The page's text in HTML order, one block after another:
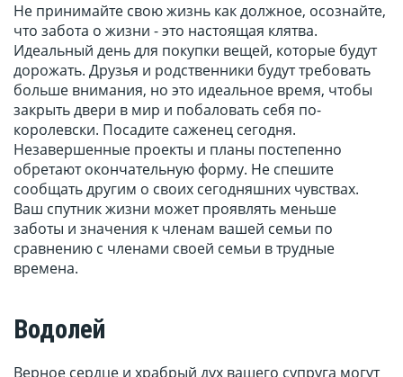
Не принимайте свою жизнь как должное, осознайте,
что забота о жизни - это настоящая клятва.
Идеальный день для покупки вещей, которые будут
дорожать. Друзья и родственники будут требовать
больше внимания, но это идеальное время, чтобы
закрыть двери в мир и побаловать себя по-
королевски. Посадите саженец сегодня.
Незавершенные проекты и планы постепенно
обретают окончательную форму. Не спешите
сообщать другим о своих сегодняшних чувствах.
Ваш спутник жизни может проявлять меньше
заботы и значения к членам вашей семьи по
сравнению с членами своей семьи в трудные
времена.
Водолей
Верное сердце и храбрый дух вашего супруга могут